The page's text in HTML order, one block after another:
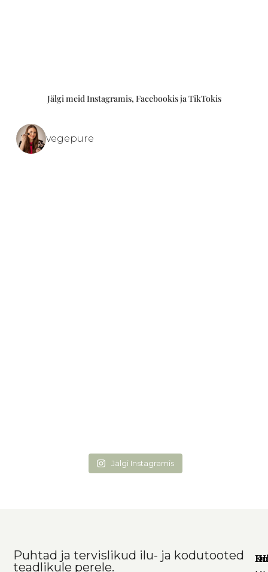
Jälgi meid Instagramis, Facebookis ja TikTokis
vegepure
Jälgi Instagramis
Puhtad ja tervislikud ilu- ja kodutooted
teadlikule perele.